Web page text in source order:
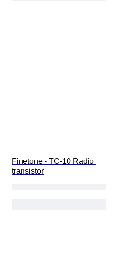
Finetone - TC-10 Radio
transistor